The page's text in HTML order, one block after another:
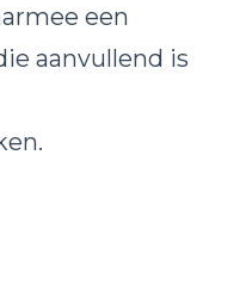
een
aanvullend is